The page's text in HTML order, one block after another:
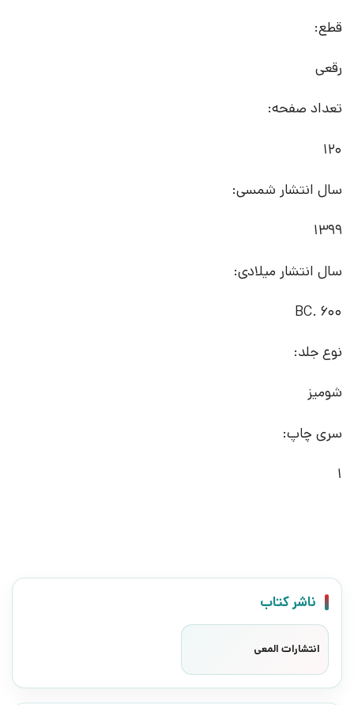
قطع:
رقعی
تعداد صفحه:
120
سال انتشار شمسی:
1399
سال انتشار میلادی:
600 .BC
نوع جلد:
شومیز
سری چاپ:
1
ناشر کتاب
انتشارات المعی